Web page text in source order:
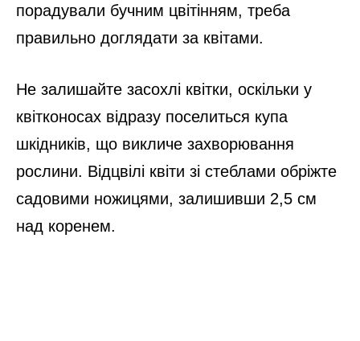
порадували бучним цвітінням, треба
правильно доглядати за квітами.
Не залишайте засохлі квітки, оскільки у
квітконосах відразу поселиться купа
шкідників, що викличе захворювання
рослини. Відцвілі квіти зі стеблами обріжте
садовими ножицями, залишивши 2,5 см
над коренем.